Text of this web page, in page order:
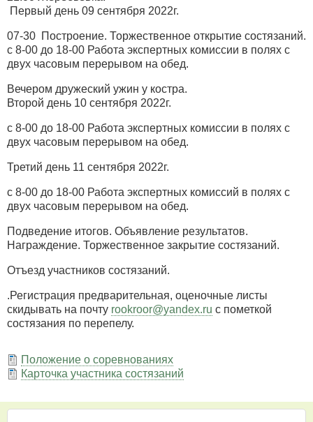
Первый день 09 сентября 2022г.
07-30 Построение. Торжественное открытие состязаний.
с 8-00 до 18-00 Работа экспертных комиссии в полях с
двух часовым перерывом на обед.
Вечером дружеский ужин у костра.
Второй день 10 сентября 2022г.
с 8-00 до 18-00 Работа экспертных комиссии в полях с
двух часовым перерывом на обед.
Третий день 11 сентября 2022г.
с 8-00 до 18-00 Работа экспертных комиссий в полях с
двух часовым перерывом на обед.
Подведение итогов. Объявление результатов.
Награждение. Торжественное закрытие состязаний.
Отъезд участников состязаний.
.Регистрация предварительная, оценочные листы
скидывать на почту rookroor@yandex.ru c пометкой
состязания по перепелу.
Положение о соревнованиях
Карточка участника состязаний